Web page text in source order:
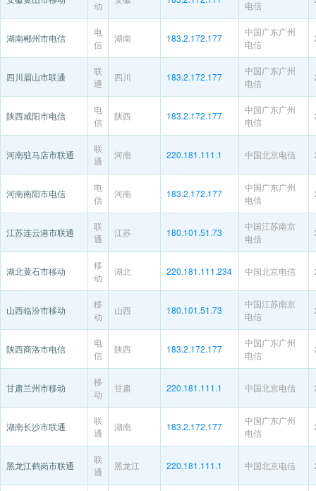
动
电信
湖南郴州市电信
电
信
湖南 183.2.172.177
中国广东广州
电信
四川眉山市联通
联
通
四川 183.2.172.177
中国广东广州
电信
陕西咸阳市电信
电
信
陕西 183.2.172.177
中国广东广州
电信
河南驻马店市联通
联
通
河南 220.181.111.1 中国北京电信
河南南阳市电信
电
信
河南 183.2.172.177
中国广东广州
电信
江苏连云港市联通
联
通
江苏 180.101.51.73
中国江苏南京
电信
湖北黄石市移动
移
动
湖北 220.181.111.234 中国北京电信
山西临汾市移动
移
动
山西 180.101.51.73
中国江苏南京
电信
陕西商洛市电信
电
信
陕西 183.2.172.177
中国广东广州
电信
甘肃兰州市移动
移
动
甘肃 220.181.111.1 中国北京电信
湖南长沙市联通
联
通
湖南 183.2.172.177
中国广东广州
电信
黑龙江鹤岗市联通
联
通
黑龙江 220.181.111.1 中国北京电信